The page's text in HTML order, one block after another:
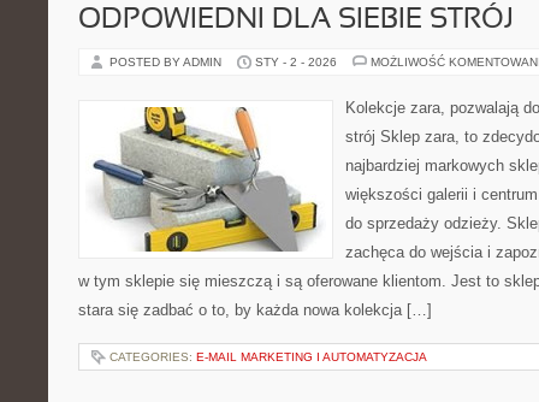
ODPOWIEDNI DLA SIEBIE STRÓJ
POSTED BY ADMIN STY - 2 - 2026 MOŻLIWOŚĆ
Kolekcje zara, pozwalają
strój Sklep zara, to
najbardziej markowych
większości galerii i
do sprzedaży odzieży.
zachęca do wejścia i
w tym sklepie się mieszczą i są oferowane klientom. Jest to
stara się zadbać o to, by każda nowa kolekcja […]
CATEGORIES: E-MAIL MARKETING I AUTOMATYZACJA